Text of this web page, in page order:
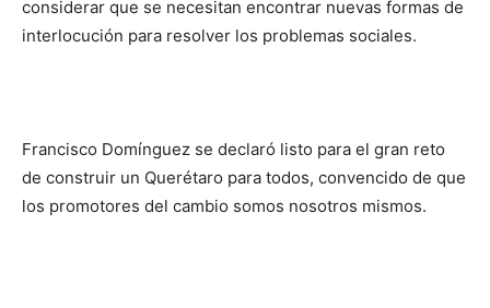
considerar que se necesitan encontrar nuevas formas de
interlocución para resolver los problemas sociales.
Francisco Domínguez se declaró listo para el gran reto
de construir un Querétaro para todos, convencido de que
los promotores del cambio somos nosotros mismos.